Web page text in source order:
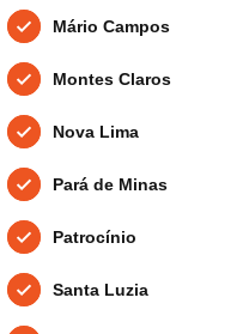
Mário Campos
Montes Claros
Nova Lima
Pará de Minas
Patrocínio
Santa Luzia